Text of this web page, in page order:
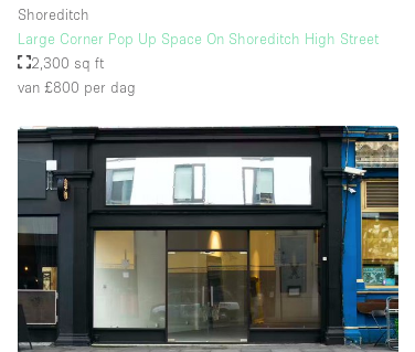
Shoreditch
Large Corner Pop Up Space On Shoreditch High Street
2,300 sq ft
van £800 per dag